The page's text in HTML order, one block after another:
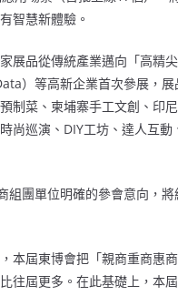
智慧新體驗。
展品從傳統產業邁向「高精
）等高新企業首次參展，
制菜、柬埔寨手工文創、印
尚巡演、DIY工坊、達人互
組團單位明確的參會意向，
本屆東博會把「親商重商惠
往屆更多。在此基礎上，本